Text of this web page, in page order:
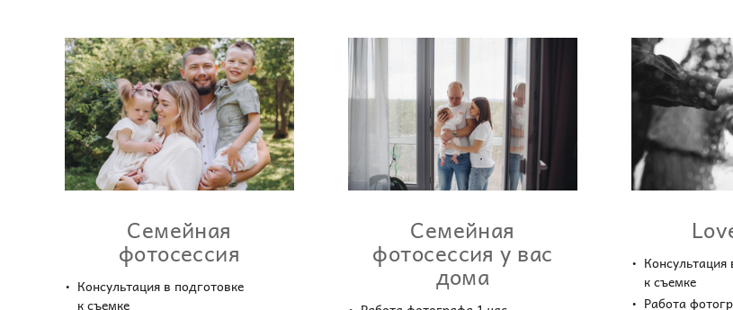
Семейная
фотосессия
Консультация в подготовке
к съемке
Семейная
фотосессия у вас
дома
Консультация
к съемке
Работа